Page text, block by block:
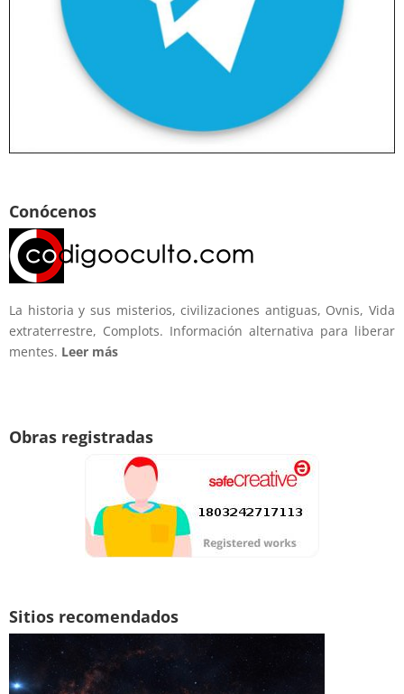
Conócenos
La historia y sus misterios, civilizaciones antiguas, Ovnis, Vida
extraterrestre, Complots. Información alternativa para liberar
mentes. Leer más
Obras registradas
Sitios recomendados